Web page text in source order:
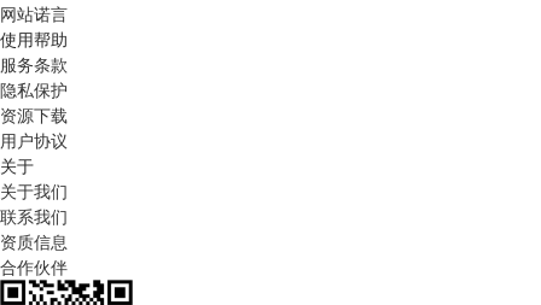
网站诺言
使用帮助
服务条款
隐私保护
资源下载
用户协议
关于
关于我们
联系我们
资质信息
合作伙伴